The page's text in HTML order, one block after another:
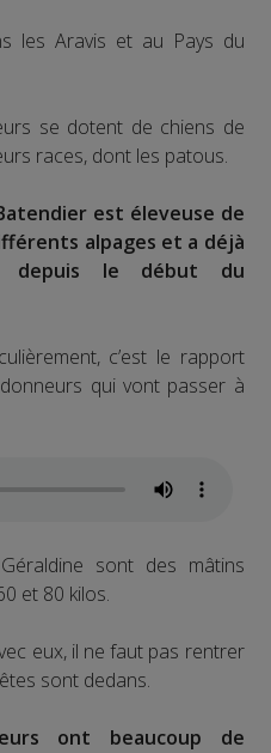
les Aravis et au Pays du
se dotent de chiens de
races, dont les patous.
est éleveuse de
alpages et a déjà
depuis le début du
c’est le rapport
qui vont passer à
sont des mâtins
et 80 kilos.
eux, il ne faut pas rentrer
sont dedans.
ont beaucoup de